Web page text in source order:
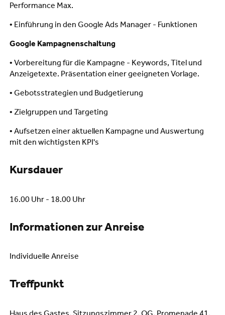
Performance Max.
• Einführung in den Google Ads Manager - Funktionen
Google Kampagnenschaltung
• Vorbereitung für die Kampagne - Keywords, Titel und
Anzeigetexte. Präsentation einer geeigneten Vorlage.
• Gebotsstrategien und Budgetierung
• Zielgruppen und Targeting
• Aufsetzen einer aktuellen Kampagne und Auswertung
mit den wichtigsten KPI's
Kursdauer
16.00 Uhr - 18.00 Uhr
Informationen zur Anreise
Individuelle Anreise
Treffpunkt